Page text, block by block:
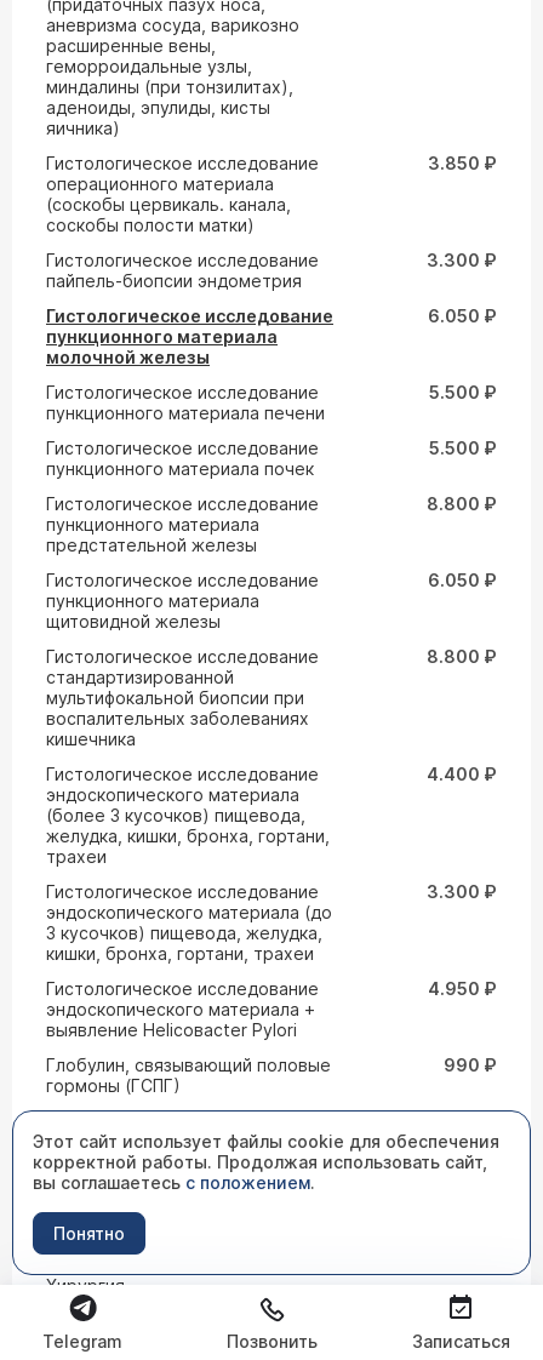
(придаточных пазух носа,
аневризма сосуда, варикозно
расширенные вены,
геморроидальные узлы,
миндалины (при тонзилитах),
аденоиды, эпулиды, кисты
яичника)
Гистологическое исследование
операционного материала
(соскобы цервикаль. канала,
соскобы полости матки)
3.850 ₽
Гистологическое исследование
пайпель-биопсии эндометрия
3.300 ₽
Гистологическое исследование
пункционного материала
молочной железы
6.050 ₽
Гистологическое исследование
пункционного материала печени
5.500 ₽
Гистологическое исследование
пункционного материала почек
5.500 ₽
Гистологическое исследование
пункционного материала
предстательной железы
8.800 ₽
Гистологическое исследование
пункционного материала
щитовидной железы
6.050 ₽
Гистологическое исследование
стандартизированной
мультифокальной биопсии при
воспалительных заболеваниях
кишечника
8.800 ₽
Гистологическое исследование
эндоскопического материала
(более 3 кусочков) пищевода,
желудка, кишки, бронха, гортани,
трахеи
4.400 ₽
Гистологическое исследование
эндоскопического материала (до
3 кусочков) пищевода, желудка,
кишки, бронха, гортани, трахеи
3.300 ₽
Гистологическое исследование
эндоскопического материала +
выявление Helicoвacter Pylori
4.950 ₽
Глобулин, связывающий половые
гормоны (ГСПГ)
990 ₽
Глюкоза мочи
418 ₽
Гомоцистеин
Гормональные исследования
Хирургия
Госпитализация в стационар.
Хирургия ожирения.
36.190 ₽
Этот сайт использует файлы cookie для обеспечения
корректной работы. Продолжая использовать сайт,
вы соглашаетесь с положением.
Понятно
Telegram Позвонить Записаться